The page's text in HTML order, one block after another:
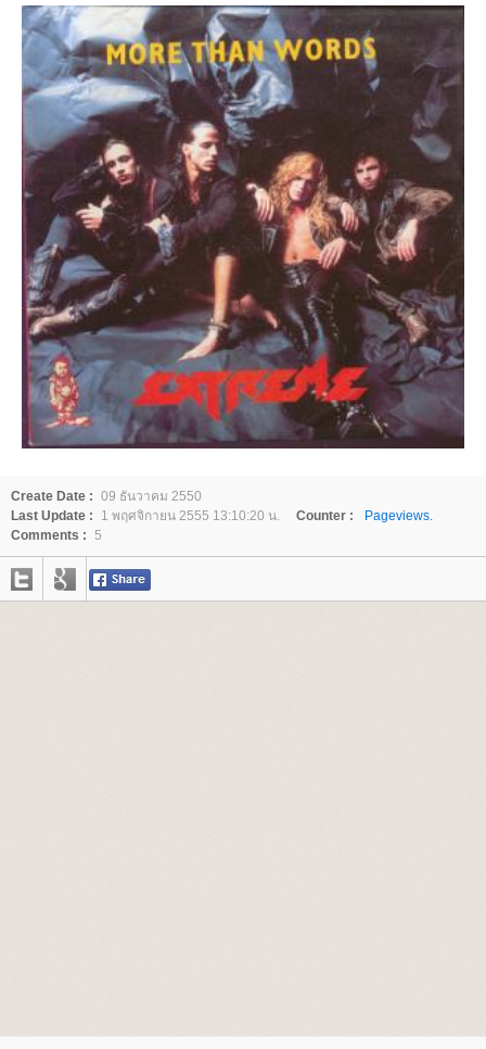
Create Date : 09 ธันวาคม 2550
Last Update :
1 พฤศจิกายน 2555 13:10:20 น. Counter :
Pageviews.
Comments : 5